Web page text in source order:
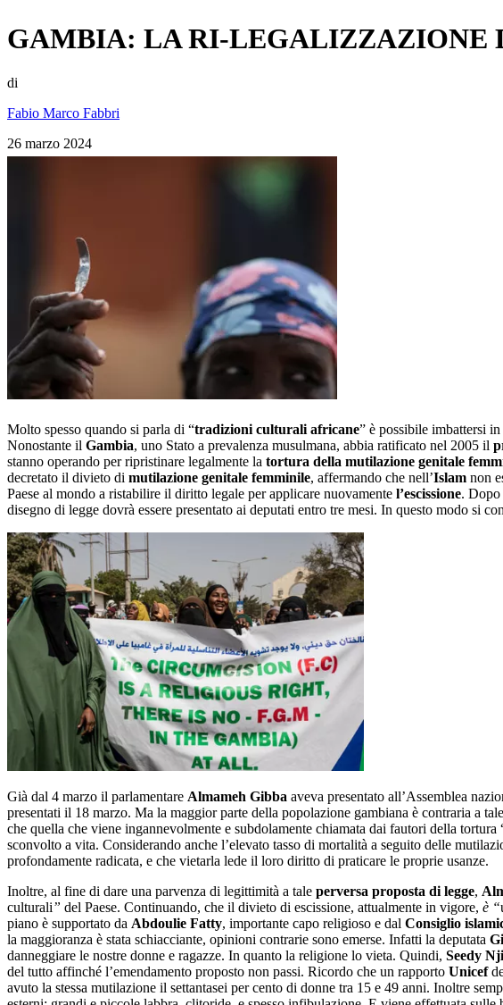
GAMBIA: LA RI-LEGALIZZAZIONE
di
Fabio Marco Fabbri
26 marzo 2024
Molto spesso quando si parla di “tradizioni culturali africane” è possibile imbattersi
Nonostante il Gambia, uno Stato a prevalenza musulmana, abbia ratificato nel 2005 il
stanno operando per ripristinare legalmente la tortura della mutilazione genitale
decretato il divieto di mutilazione genitale femminile, affermando che nell’Islam non
Paese al mondo a ristabilire il diritto legale per applicare nuovamente l’escissione.
disegno di legge dovrà essere presentato ai deputati entro tre mesi. In questo modo si
Già dal 4 marzo il parlamentare Almameh Gibba aveva presentato all’Assemblea
presentati il 18 marzo. Ma la maggior parte della popolazione gambiana è contraria a
che quella che viene ingannevolmente e subdolamente chiamata dai fautori della tortura
sconvolto a vita. Considerando anche l’elevato tasso di mortalità a seguito delle
profondamente radicata, e che vietarla lede il loro diritto di praticare le proprie usanze.
Inoltre, al fine di dare una parvenza di legittimità a tale perversa proposta di legge,
culturali” del Paese. Continuando, che il divieto di escissione, attualmente in vigore, è “
piano è supportato da Abdoulie Fatty, importante capo religioso e dal Consiglio
la maggioranza è stata schiacciante, opinioni contrarie sono emerse. Infatti la deputata
danneggiare le nostre donne e ragazze. In quanto la religione lo vieta. Quindi, Seedy
del tutto affinché l’emendamento proposto non passi. Ricordo che un rapporto Unicef
avuto la stessa mutilazione il settantasei per cento di donne tra 15 e 49 anni. Inoltre